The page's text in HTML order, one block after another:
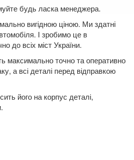
будь ласка менеджера.
вигідною ціною. Ми здатні
І зробимо це в
до всіх міст України.
максимально точно та оперативно
а всі деталі перед відправкою
його на корпус деталі,